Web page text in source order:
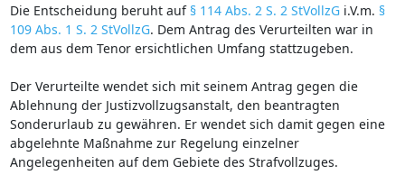
Die Entscheidung beruht auf § 114 Abs. 2 S. 2 StVollzGi.V.m. §
109 Abs. 1 S. 2 StVollzG. Dem Antrag des Verurteilten war in
dem aus dem Tenor ersichtlichen Umfang stattzugeben.
Der Verurteilte wendet sich mit seinem Antrag gegen die
Ablehnung der Justizvollzugsanstalt, den beantragten
Sonderurlaub zu gewähren. Er wendet sich damit gegen eine
abgelehnte Maßnahme zur Regelung einzelner
Angelegenheiten auf dem Gebiete des Strafvollzuges.